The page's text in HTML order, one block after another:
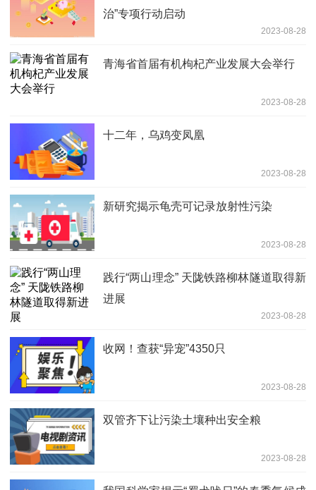
治”专项行动启动
2023-08-28
青海省首届有机枸杞产业发展大会举行
2023-08-28
十二年，乌鸡变凤凰
2023-08-28
新研究揭示龟壳可记录放射性污染
2023-08-28
践行“两山理念” 天陇铁路柳林隧道取得新
进展
2023-08-28
收网！查获“异宠”4350只
2023-08-28
双管齐下让污染土壤种出安全粮
2023-08-28